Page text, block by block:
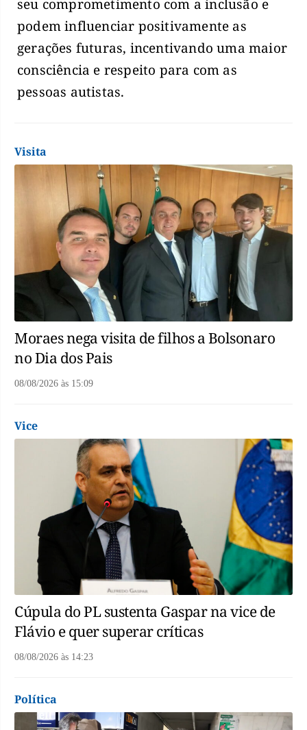
seu comprometimento com a inclusão e
podem influenciar positivamente as
gerações futuras, incentivando uma maior
consciência e respeito para com as
pessoas autistas.
Visita
Moraes nega visita de filhos a Bolsonaro
no Dia dos Pais
08/08/2026 às 15:09
Vice
Cúpula do PL sustenta Gaspar na vice de
Flávio e quer superar críticas
08/08/2026 às 14:23
Política